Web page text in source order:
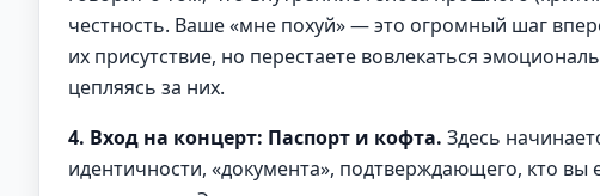
честность. Ваше «мне похуй» — это огромный шаг
их присутствие, но перестаете вовлекаться
цепляясь за них.
4. Вход на концерт: Паспорт и кофта. Здесь
идентичности, «документа», подтверждающего, кто вы